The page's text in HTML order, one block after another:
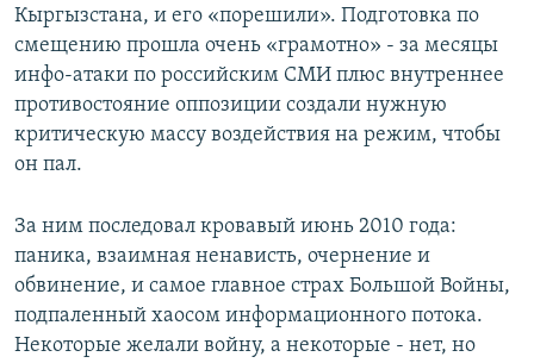
Кыргызстана, и его «порешили». Подготовка по
смещению прошла очень «грамотно» - за месяцы
инфо-атаки по российским СМИ плюс внутреннее
противостояние оппозиции создали нужную
критическую массу воздействия на режим, чтобы
он пал.
За ним последовал кровавый июнь 2010 года:
паника, взаимная ненависть, очернение и
обвинение, и самое главное страх Большой Войны,
подпаленный хаосом информационного потока.
Некоторые желали войну, а некоторые - нет, но